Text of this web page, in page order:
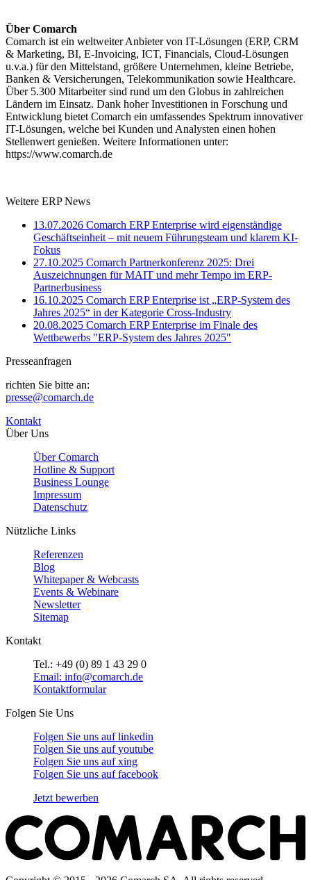
Über Comarch
Comarch ist ein weltweiter Anbieter von IT-Lösungen (ERP, CRM
& Marketing, BI, E-Invoicing, ICT, Financials, Cloud-Lösungen
u.v.a.) für den Mittelstand, größere Unternehmen, kleine Betriebe,
Banken & Versicherungen, Telekommunikation sowie Healthcare.
Über 5.300 Mitarbeiter sind rund um den Globus in zahlreichen
Ländern im Einsatz. Dank hoher Investitionen in Forschung und
Entwicklung bietet Comarch ein umfassendes Spektrum innovativer
IT-Lösungen, welche bei Kunden und Analysten einen hohen
Stellenwert genießen. Weitere Informationen unter:
https://www.comarch.de
Weitere ERP News
13.07.2026 Comarch ERP Enterprise wird eigenständige
Geschäftseinheit – mit neuem Führungsteam und klarem KI-
Fokus
27.10.2025 Comarch Partnerkonferenz 2025: Drei
Auszeichnungen für MAIT und mehr Tempo im ERP-
Partnerbusiness
16.10.2025 Comarch ERP Enterprise ist „ERP-System des
Jahres 2025“ in der Kategorie Cross-Industry
20.08.2025 Comarch ERP Enterprise im Finale des
Wettbewerbs "ERP-System des Jahres 2025"
Presseanfragen
richten Sie bitte an:
presse@comarch.de
Kontakt
Über Uns
Über Comarch
Hotline & Support
Business Lounge
Impressum
Datenschutz
Nützliche Links
Referenzen
Blog
Whitepaper & Webcasts
Events & Webinare
Newsletter
Sitemap
Kontakt
Tel.: +49 (0) 89 1 43 29 0
Email: info@comarch.de
Kontaktformular
Folgen Sie Uns
Folgen Sie uns auflinkedin
Folgen Sie uns aufyoutube
Folgen Sie uns aufxing
Folgen Sie uns auffacebook
Jetzt bewerben